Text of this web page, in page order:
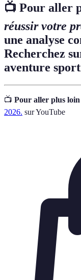
📺 Pour aller
réussir votre
une analyse
Recherchez
aventure
📺 Pour aller plus loin
2026. sur YouTube